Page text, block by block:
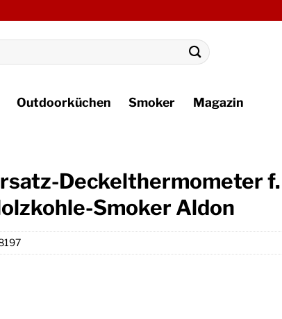
Outdoorküchen Smoker Magazin
Deckelthermometer f.
Smoker Aldon